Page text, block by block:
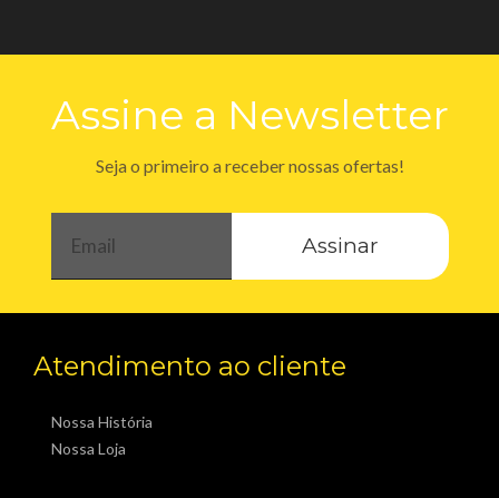
Assine a Newsletter
Seja o primeiro a receber nossas ofertas!
Assinar
Atendimento ao cliente
Nossa História
Nossa Loja